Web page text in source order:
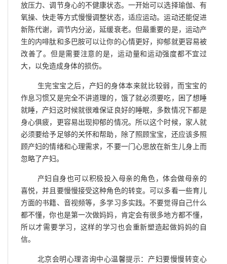
放压力、调节身心的不健康状态。一开始可以选择瑜伽、有
氧操、快走等方式慢慢调整状态，适应运动。运动还能促进
新陈代谢，调节内分泌，延缓衰老。但最重要的是，运动产
生的内啡肽和多巴胺可以让你的心情更好，抑郁就更容易被
改善了。但是需要注意的是，运动量和运动强度都不宜过
大，以免造成身体的损伤。
生完宝宝之后，产妇的身体本来就比较弱，而宝宝的
作息习惯又是完全不讲道理的，饿了就必须要吃，困了想睡
就睡，产妇这时候就很难保证良好的睡眠，多数情况下都是
身心俱疲，更容易出现抑郁的情况。所以这个时候，家人就
必须要给予足够的关怀和帮助，除了照顾宝宝，还应该多照
顾产妇的情绪和心理需求，不要一门心思放在新生儿身上而
忽略了产妇。
产妇自身也可以积极投入母亲的角色，体会做母亲的
喜悦，并且要慢慢接受这种角色的转变。可以多看一些育儿
方面的书籍、音视频等，多学习多实践。不要觉得自己什么
都不懂，你也是第一次做妈妈，肯定会有很多地方都不懂，
所以才需要学习，这样的学习也会重新塑造起做妈妈的自
信。
北京会明心理咨询中心温馨提示：产妇要慢慢转变心